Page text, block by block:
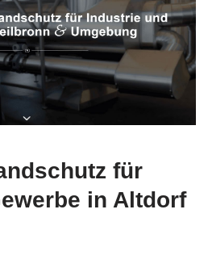
für
in Altdorf